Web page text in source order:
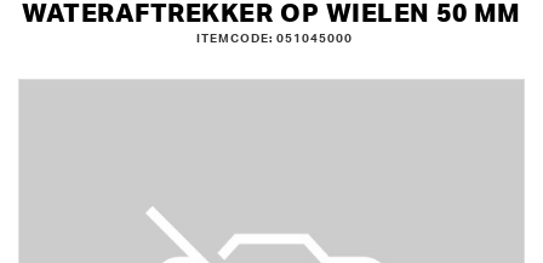
WATERAFTREKKER OP WIELEN 50 MM
ITEMCODE: 051045000